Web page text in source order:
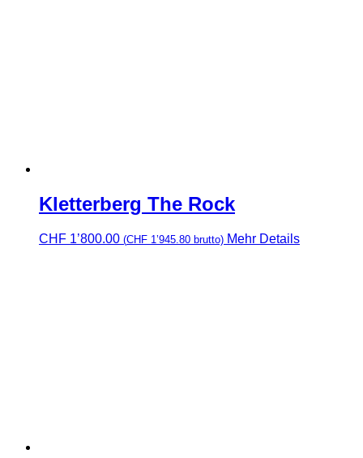
Kletterberg The Rock
CHF 1’800.00 (CHF 1’945.80 brutto) Mehr Details